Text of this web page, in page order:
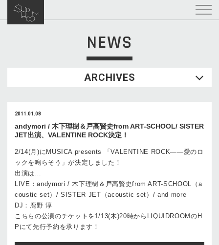
NEWS
ARCHIVES
2011.01.08
andymori / 木下理樹＆戸高賢史from ART-SCHOOL/ SISTER
JET出演、VALENTINE ROCK決定！
2/14(月)にMUSICA presents 「VALENTINE ROCK――愛のロ
ックを鳴らそう」が決定しました！
出演は…
LIVE：andymori / 木下理樹＆戸高賢史from ART-SCHOOL（a
coustic set）/ SISTER JET（acoustic set）/ and more
DJ：鹿野 淳
こちらの公演のチケットを1/13(木)20時からLIQUIDROOMのH
Pにて先行予約を承ります！